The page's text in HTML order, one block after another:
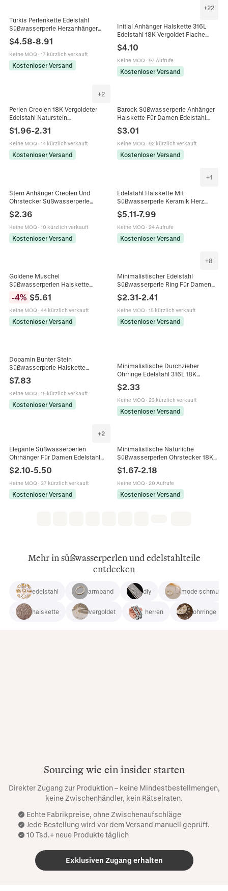
Türkis Perlenkette Edelstahl
Süßwasserperle Herzanhänger
Schmuck Damen
$4.58-8.91
Keine MOQ · 17 kürzlich verkauft
Kostenloser Versand
+22
Initial Anhänger Halskette 316L
Edelstahl 18K Vergoldet Flache
Schlangenkette Herz
Süßwasserperle Schmuck Für
Damen
$4.10
Keine MOQ · 97 Aufrufe
Kostenloser Versand
+2
Perlen Creolen 18K Vergoldeter
Edelstahl Naturstein
Süßwasserperle Handgefertigt
Minimalistische Mode Für Frauen
$1.96-2.31
Keine MOQ · 14 kürzlich verkauft
Kostenloser Versand
Barock Süßwasserperle Anhänger
Halskette Für Damen Edelstahl
Büroklammerkette 18K Vergoldet
Knebelverschluss Modeschmuck
$3.01
Keine MOQ · 92 kürzlich verkauft
Kostenloser Versand
Stern Anhänger Creolen Und
Ohrstecker Süßwasserperle
Modeschmuck Für Damen
$2.36
Keine MOQ · 10 kürzlich verkauft
Kostenloser Versand
+1
Edelstahl Halskette Mit
Süßwasserperle Keramik Herz
Wasserdicht Hypoallergen
Schmuck Damen
$5.11-7.99
Keine MOQ · 24 Aufrufe
Kostenloser Versand
Goldene Muschel
Süßwasserperlen Halskette
Damen Edelstahl Wellenkette
Französisches Retro Elegantes
Schmuckstück
-4% $5.61
Keine MOQ · 44 kürzlich verkauft
Kostenloser Versand
+8
Minimalistischer Edelstahl
Süßwasserperle Ring Für Damen
Linearer Perle Ring Mode Schmuck
Geschenk
$2.31-2.41
Keine MOQ · 15 kürzlich verkauft
Kostenloser Versand
Dopamin Bunter Stein
Süßwasserperle Halskette
Handgemachte Edelstahl Perlen
Choker Für Damen Verstellbarer
Schmuck Geschenk
$7.83
Keine MOQ · 15 kürzlich verkauft
Kostenloser Versand
Minimalistische Durchzieher
Ohrringe Edelstahl 316L 18K
Süßwasserperlen Langer Ketten
Schmuck Damen
$2.33
Keine MOQ · 23 kürzlich verkauft
Kostenloser Versand
+2
Elegante Süßwasserperlen
Ohrhänger Für Damen Edelstahl
Vergoldet Geometrische C-Form
Vintage Stil Schmuck
$2.10-5.50
Keine MOQ · 37 kürzlich verkauft
Kostenloser Versand
Minimalistische Natürliche
Süßwasserperlen Ohrstecker 18K
Vergoldet Edelstahl Wasserdicht
Hypoallergen Elegant Damen
$1.67-2.18
Keine MOQ · 20 Aufrufe
Kostenloser Versand
Mehr in süßwasserperlen und edelstahlteile
entdecken
edelstahl armband diy mode schmuck
halskette vergoldet herren ohrringe
Sourcing wie ein insider starten
Direkter Zugang zur Produktion – keine Mindestbestellmengen,
keine Zwischenhändler, kein Rätselraten.
Echte Fabrikpreise, ohne Zwischenaufschläge
Jede Bestellung wird vor dem Versand manuell geprüft.
10 Tsd.+ neue Produkte täglich
Exklusiven Zugang erhalten